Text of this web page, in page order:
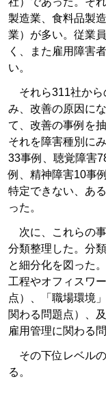
製造業、食料品製
業）が多い。従業
く、また雇用障害
い。
それら311社か
み、改善の原因に
て、改善の事例を
それを障害種別に
33事例、聴覚障害
例、精神障害10事
特定できない、あ
った。
次に、これらの
分類整理した。分
と細分化を図った
工程やオフィスワ
点）、「職場環境
関わる問題点）、
雇用管理に関わる
その下位レベル
る。